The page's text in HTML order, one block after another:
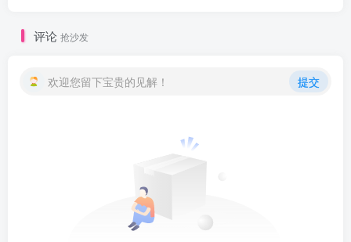
评论 抢沙发
欢迎您留下宝贵的见解！ 提交